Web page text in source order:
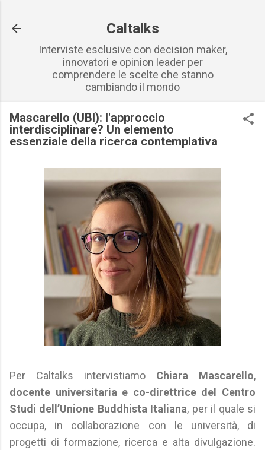
Caltalks
Interviste esclusive con decision maker,
innovatori e opinion leader per
comprendere le scelte che stanno
cambiando il mondo
Mascarello (UBI): l'approccio
interdisciplinare? Un elemento
essenziale della ricerca contemplativa
Per Caltalks intervistiamo Chiara Mascarello,
docente universitaria e co-direttrice del Centro
Studi dell’Unione Buddhista Italiana, per il quale si
occupa, in collaborazione con le università, di
progetti di formazione, ricerca e alta divulgazione.